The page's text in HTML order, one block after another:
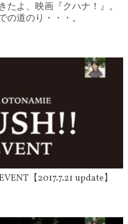
たよ、映画『クハナ！』。
道のり・・・。
【2017.7.21 update】